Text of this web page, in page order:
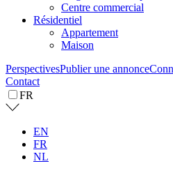
Centre commercial
Résidentiel
Appartement
Maison
PerspectivesPublier une annonce
Contact
FR
EN
FR
NL